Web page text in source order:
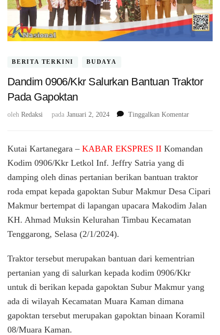
BERITA TERKINI BUDAYA
Dandim 0906/Kkr Salurkan Bantuan Traktor
Pada Gapoktan
oleh Redaksi pada Januari 2, 2024 Tinggalkan Komentarpada
Salurkan
Pada
Kutai Kartanegara – KABAR EKSPRES II Komandan
Kodim 0906/Kkr Letkol Inf. Jeffry Satria yang di
damping oleh dinas pertanian berikan bantuan traktor
roda empat kepada gapoktan Subur Makmur Desa Cipari
Makmur bertempat di lapangan upacara Makodim Jalan
KH. Ahmad Muksin Kelurahan Timbau Kecamatan
Tenggarong, Selasa (2/1/2024).
Traktor tersebut merupakan bantuan dari kementrian
pertanian yang di salurkan kepada kodim 0906/Kkr
untuk di berikan kepada gapoktan Subur Makmur yang
ada di wilayah Kecamatan Muara Kaman dimana
gapoktan tersebut merupakan gapoktan binaan Koramil
08/Muara Kaman.